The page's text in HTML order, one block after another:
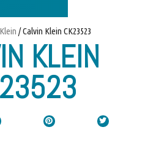
/ Calvin Klein CK23523
KLEIN